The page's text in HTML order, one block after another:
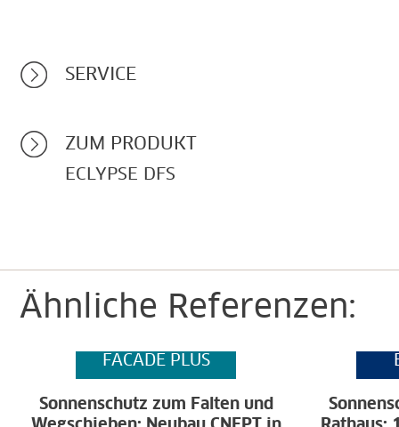
SERVICE
ZUM PRODUKT
ECLYPSE DFS
Ähnliche Referenzen:
FACADE PLUS
Sonnenschutz zum Falten und